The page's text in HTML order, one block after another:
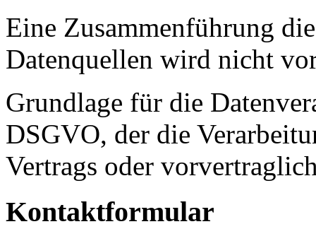
Eine Zusammenführung
Datenquellen wird nicht
Grundlage für die
DSGVO, der die
Vertrags oder
Kontaktformular